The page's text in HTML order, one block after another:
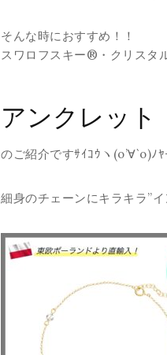
そんな時におすすめ！！
スワロフスキー®・クリスタ
アンクレット
のご紹介ですｻｲｺｳヽ(o’∀`o)ﾉﾔ
細身のチェーンにキラキラ”